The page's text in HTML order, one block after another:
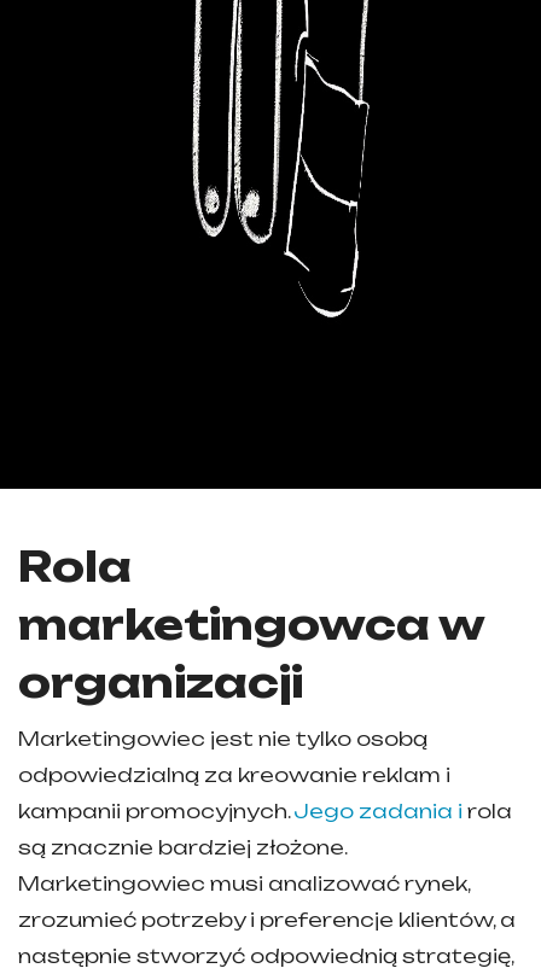
Rola
marketingowca w
organizacji
Marketingowiec jest nie tylko osobą
odpowiedzialną za kreowanie reklam i
kampanii promocyjnych.Jego zadania i rola
są znacznie bardziej złożone.
Marketingowiec musi analizować rynek,
zrozumieć potrzeby i preferencje klientów, a
następnie stworzyć odpowiednią strategię,